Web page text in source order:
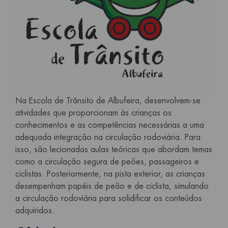
Na Escola de Trânsito de Albufeira, desenvolvem-se
atividades que proporcionam às crianças os
conhecimentos e as competências necessárias a uma
adequada integração na circulação rodoviária. Para
isso, são lecionadas aulas teóricas que abordam temas
como a circulação segura de peões, passageiros e
ciclistas. Posteriormente, na pista exterior, as crianças
desempenham papéis de peão e de ciclista, simulando
a circulação rodoviária para solidificar os conteúdos
adquiridos.